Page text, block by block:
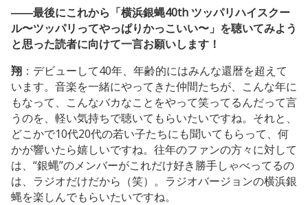
――最後にこれから「横浜銀蝿40th ツッパリハイスクー
ル〜ツッパリってやっぱりかっこいい〜」を聴いてみよう
と思った読者に向けて一言お願いします！
翔 ：デビューして40年、年齢的にはみんな還暦を超えて
います。音楽を一緒にやってきた仲間たちが、こんな年に
もなって、こんなバカなことをやって笑ってるんだって言
うのを、軽い気持ちで聴いてもらいたいですね。それと、
どこかで10代20代の若い子たちにも聞いてもらって、何
かが響いたら嬉しいですね。往年のファンの方々に対して
は、“銀蝿”のメンバーがこれだけ好き勝手しゃべってるの
は、ラジオだけだから（笑）。ラジオバージョンの横浜銀
蝿を楽しんでもらいたいですね。